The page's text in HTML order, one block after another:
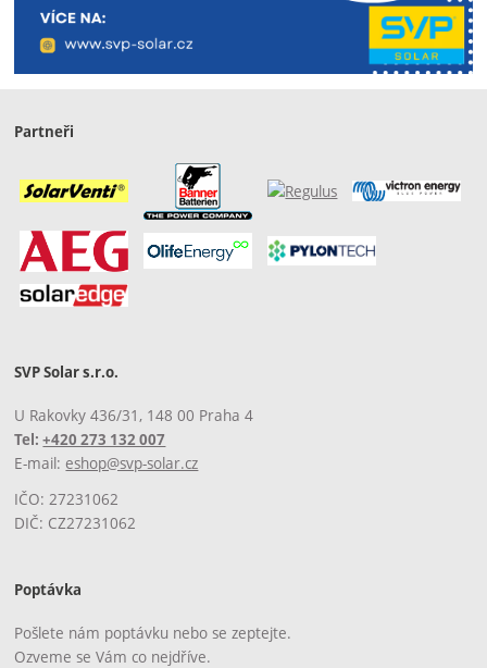
Partneři
SVP Solar s.r.o.
U Rakovky 436/31, 148 00 Praha 4
Tel:+420 273 132 007
E-mail: eshop@svp-solar.cz
IČO: 27231062
DIČ: CZ27231062
Poptávka
Pošlete nám poptávku nebo se zeptejte.
Ozveme se Vám co nejdříve.